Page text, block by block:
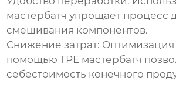
мастербатч упрощает процесс
смешивания компонентов.
Снижение затрат: Оптимизация
помощьюTPE мастербатч
себестоимость конечного